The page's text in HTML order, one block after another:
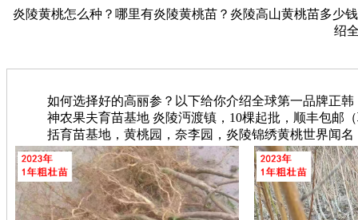
炎陵黄桃怎么种？哪里有炎陵黄桃苗？炎陵高山黄桃苗多少
绍
如何选择好的高丽参？以下给你介绍全球第一品牌正韩
神农果夫育苗基地 炎陵沔渡镇，10棵起批，顺丰包邮
括育苗基地，黄桃园，奈李园，炎陵锦绣黄桃世界闻名